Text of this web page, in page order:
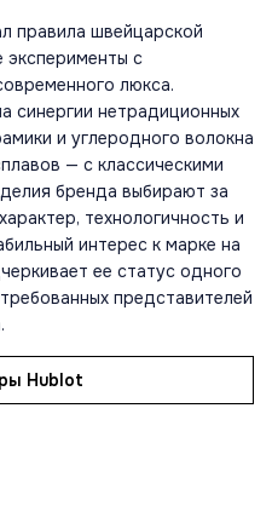
правила швейцарской
эксперименты с
люкса.
синергии нетрадиционных
и углеродного волокна
— с классическими
бренда выбирают за
технологичность и
интерес к марке на
ее статус одного
представителей
Hublot